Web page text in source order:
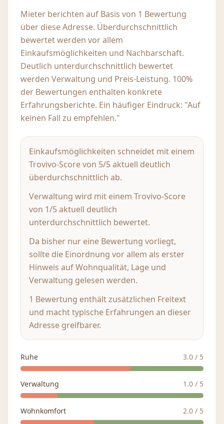
Mieter berichten auf Basis von 1 Bewertung
über diese Adresse. Überdurchschnittlich
bewertet werden vor allem
Einkaufsmöglichkeiten und Nachbarschaft.
Deutlich unterdurchschnittlich bewertet
werden Verwaltung und Preis-Leistung. 100%
der Bewertungen enthalten konkrete
Erfahrungsberichte. Ein häufiger Eindruck: "Auf
keinen Fall zu empfehlen."
Einkaufsmöglichkeiten schneidet mit einem
Trovivo-Score von 5/5 aktuell deutlich
überdurchschnittlich ab.
Verwaltung wird mit einem Trovivo-Score
von 1/5 aktuell deutlich
unterdurchschnittlich bewertet.
Da bisher nur eine Bewertung vorliegt,
sollte die Einordnung vor allem als erster
Hinweis auf Wohnqualität, Lage und
Verwaltung gelesen werden.
1 Bewertung enthält zusätzlichen Freitext
und macht typische Erfahrungen an dieser
Adresse greifbarer.
Ruhe 3.0 / 5
Verwaltung 1.0 / 5
Wohnkomfort 2.0 / 5